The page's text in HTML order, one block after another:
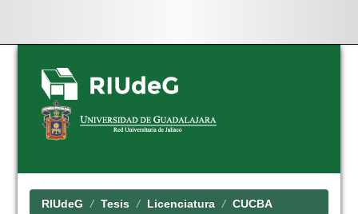
Skip
navigation
RIUdeG Tesis Licenciatura CUCBA